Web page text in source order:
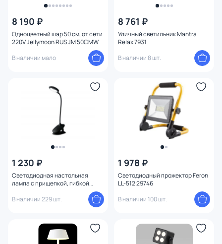
8 190 ₽
Одноцветный шар 50 см, от сети
220V Jellymoon RUS JM 50СМW
В наличии мало
8 761 ₽
Уличный светильник Mantra
Relax 7931
В наличии 8 шт.
1 230 ₽
Светодиодная настольная
лампа с прищепкой, гибкой
батареей Ambrella DESK DE703
В наличии 229 шт.
1 978 ₽
Светодиодный прожектор Feron
LL-512 29746
В наличии 100 шт.